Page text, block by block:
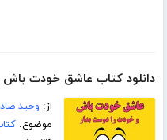
دانلود کتاب عاشق خودت
از: وحید
موضوع: